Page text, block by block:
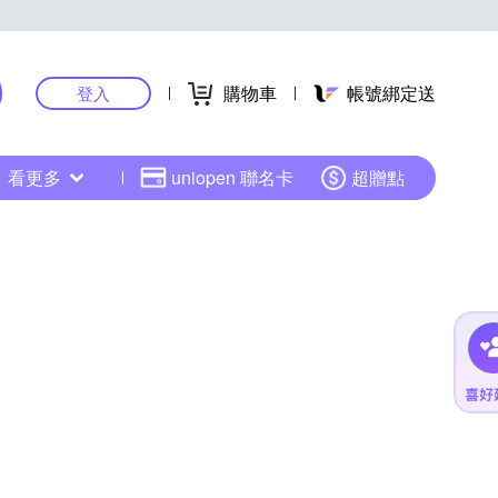
登入 購物車 帳號綁定送
看更多 uniopen 聯名卡 超贈點